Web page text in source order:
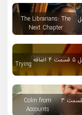
The Librarians: The
Next Chapter
تگ تصویر عوض شد 1080 اختصاصی تاینی موویز { فصل 5 قسمت 4 اضافه Trying
تگ تصویر عوض شد اختصاصی تاینی موویز { فصل 3 قسمت 3
Colin from
Accounts